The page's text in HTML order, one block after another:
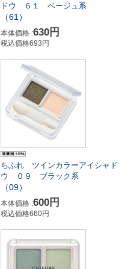
ドウ ６１ ベージュ系
（61）
本体価格 :630円
税込価格693円
ちふれ ツインカラーアイシャド
ウ ０９ ブラック系
（09）
本体価格 :600円
税込価格660円